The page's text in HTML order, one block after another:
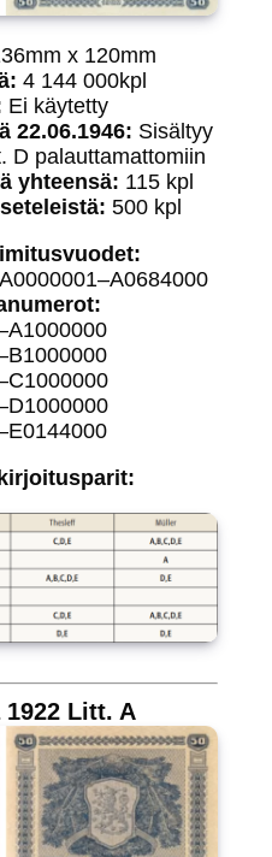
x 120mm
4 144 000kpl
Ei käytetty
22.06.1946: Sisältyy
D palauttamattomiin
yhteensä: 115 kpl
500 kpl
A0000001–A0684000
1922 Litt. A